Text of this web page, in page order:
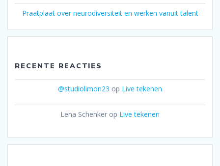
Praatplaat over neurodiversiteit en werken vanuit talent
RECENTE REACTIES
@studiolimon23 op Live tekenen
Lena Schenker op Live tekenen